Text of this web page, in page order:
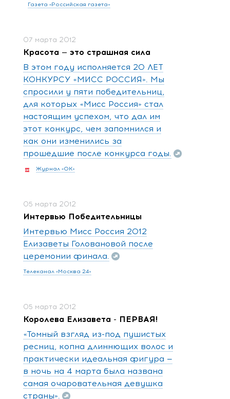
Газета «Российская газета»
07 марта 2012
Красота — это страшная сила
В этом году исполняется 20 ЛЕТ
КОНКУРСУ «МИСС РОССИЯ». Мы
спросили у пяти победительниц,
для которых «Мисс Россия» стал
настоящим успехом, что дал им
этот конкурс, чем запомнился и
как они изменились за
прошедшие после конкурса годы.
Журнал «ОК»
05 марта 2012
Интервью Победительницы
Интервью Мисс Россия 2012
Елизаветы Головановой после
церемонии финала.
Телеканал «Москва 24»
05 марта 2012
Королева Елизавета - ПЕРВАЯ!
«Томный взгляд из-под пушистых
ресниц, копна длиннющих волос и
практически идеальная фигура —
в ночь на 4 марта была названа
самая очаровательная девушка
страны».